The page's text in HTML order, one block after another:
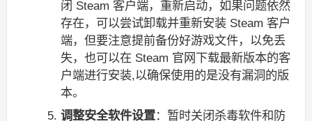
闭 Steam 客户端，重新启动，如果问题依然
存在，可以尝试卸载并重新安装 Steam 客户
端，但要注意提前备份好游戏文件，以免丢
失，也可以在 Steam 官网下载最新版本的客
户端进行安装,以确保使用的是没有漏洞的版
本。
调整安全软件设置：暂时关闭杀毒软件和防